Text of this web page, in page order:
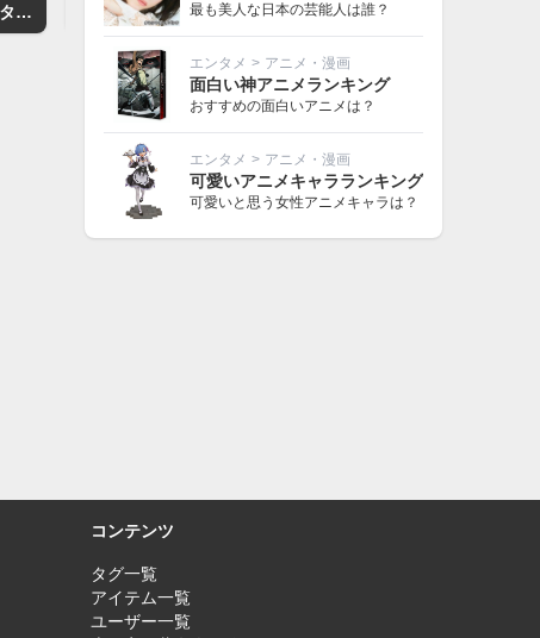
シャネル チャンス オー タンドゥル オードゥ トワレット （ヴァポリザター） ルパン三世 史上最大の頭脳戦
最も美人な日本の芸能人は誰？
エンタメ > アニメ・漫画
面白い神アニメランキング
おすすめの面白いアニメは？
エンタメ > アニメ・漫画
可愛いアニメキャラランキング
可愛いと思う女性アニメキャラは？
コンテンツ
タグ一覧
アイテム一覧
ユーザー一覧